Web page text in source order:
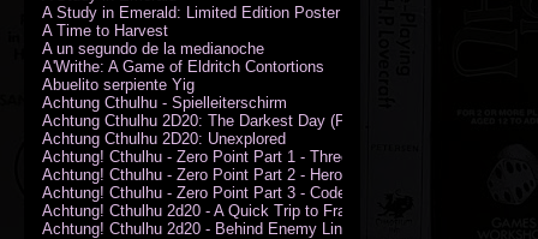
A Study in Emerald: Limited Edition Poster (Neil Gaiman)
A Time to Harvest
A un segundo de la medianoche
A'Writhe: A Game of Eldritch Contortions
Abuelito serpiente Yig
Achtung Cthulhu - Spielleiterschirm
Achtung Cthulhu 2D20: The Darkest Day (PDF)
Achtung Cthulhu 2D20: Unexplored
Achtung! Cthulhu - Zero Point Part 1 - Three Kings
Achtung! Cthulhu - Zero Point Part 2 - Heroes of the Sea
Achtung! Cthulhu - Zero Point Part 3 - Code of Honour (PDF)
Achtung! Cthulhu 2d20 - A Quick Trip to France (PDF)
Achtung! Cthulhu 2d20 - Behind Enemy Lines